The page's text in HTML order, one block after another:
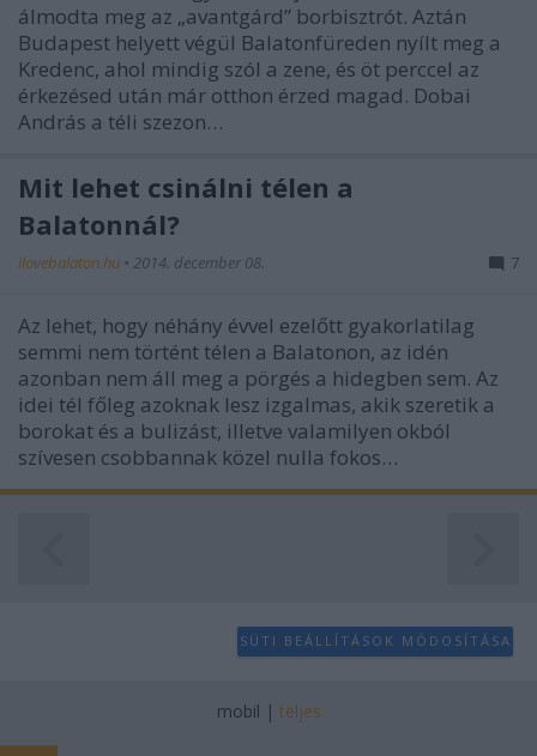
álmodta meg az „avantgárd” borbisztrót. Aztán
Budapest helyett végül Balatonfüreden nyílt meg a
Kredenc, ahol mindig szól a zene, és öt perccel az
érkezésed után már otthon érzed magad. Dobai
András a téli szezon…
Mit lehet csinálni télen a
Balatonnál?
ilovebalaton.hu • 2014. december 08. 7
Az lehet, hogy néhány évvel ezelőtt gyakorlatilag
semmi nem történt télen a Balatonon, az idén
azonban nem áll meg a pörgés a hidegben sem. Az
idei tél főleg azoknak lesz izgalmas, akik szeretik a
borokat és a bulizást, illetve valamilyen okból
szívesen csobbannak közel nulla fokos…
SÜTI BEÁLLÍTÁSOK MÓDOSÍTÁSA
mobil | teljes